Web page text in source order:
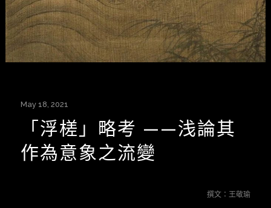
May 18, 2021
「浮槎」略考 ——浅論其
作為意象之流變
撰文：王敬瑜